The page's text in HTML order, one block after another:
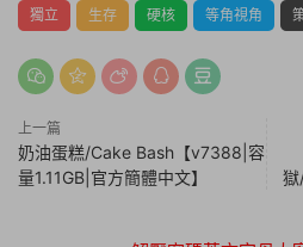
獨立 生存 硬核 等角視角
上一篇
奶油蛋糕/Cake Bash【v7388|容
量1.11GB|官方簡體中文】